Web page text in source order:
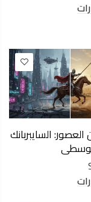
السايبربانك